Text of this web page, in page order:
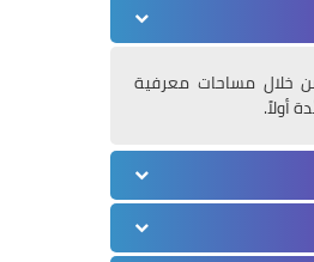
خلال مساحات معرفية
أولاً.